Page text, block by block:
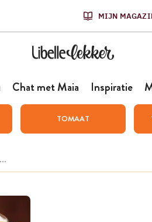
MIJN
Chat met Maia Inspiratie
TOMAAT